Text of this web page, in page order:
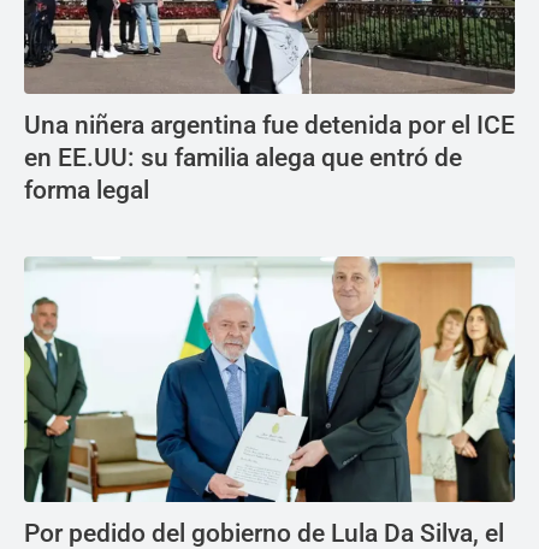
Una niñera argentina fue detenida por el ICE
en EE.UU: su familia alega que entró de
forma legal
Por pedido del gobierno de Lula Da Silva, el